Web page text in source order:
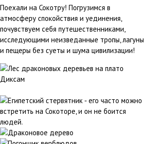
Поехали на Сокотру! Погрузимся в
атмосферу спокойствия и уединения,
почувствуем себя путешественниками,
исследующими неизведанные тропы, лагуны
и пещеры без суеты и шума цивилизации!